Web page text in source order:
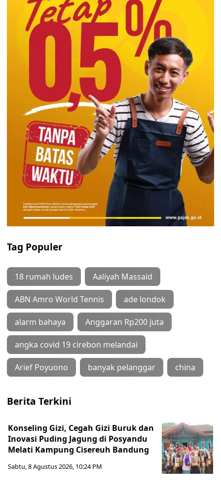
Tag Populer
18 rumah ludes Aaliyah Massaid
ABN Amro World Tennis ade londok
alarm bahaya Anggaran Rp200 juta
angka covid 19 cirebon melandai
Arief Poyuono banyak pelanggar china
Berita Terkini
Konseling Gizi, Cegah Gizi Buruk dan
Inovasi Puding Jagung di Posyandu
Melati Kampung Cisereuh Bandung
Sabtu, 8 Agustus 2026, 10:24 PM